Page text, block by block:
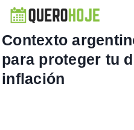
Contexto
para proteger tu
inflación